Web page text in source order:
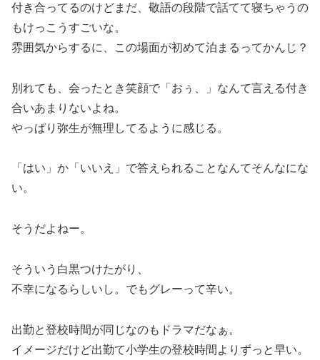
付き合ってるのけどまだ、敬語の段階で話てて寝ちゃうの
もけっこうすごいな。
雰囲気からするに、この場面が初めて泊まるってかんじ？
別れても、会ったとき笑顔で「おぅ、」なんて言える付き
合いあまりないよね。
やっぱり弥生が無理してるように感じる。
「はい」か「いいえ」で答えられることなんてそんなにな
い。
そうだよねー。
そういう白黒つけたがり、
不幸になるらしいし。でもグレーって辛い。
出勤と登校時間が同じなのもドラマだなぁ。
イメージだけど出勤て小学生の登校時間よりずっと早い。